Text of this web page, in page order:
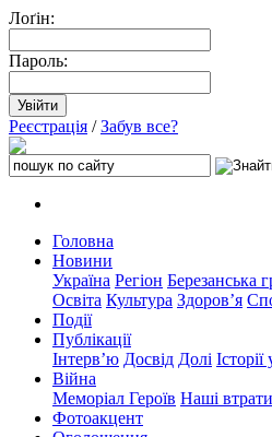
Лоґін:
Пароль:
Реєстрація /Забув все?
Головна
Новини
Україна Регіон Березанська
Освіта Культура Здоров’я
Події
Публікації
Інтерв’ю Досвід Долі Історії
Війна
Меморіал Героїв Наші втрати
Фотоакцент